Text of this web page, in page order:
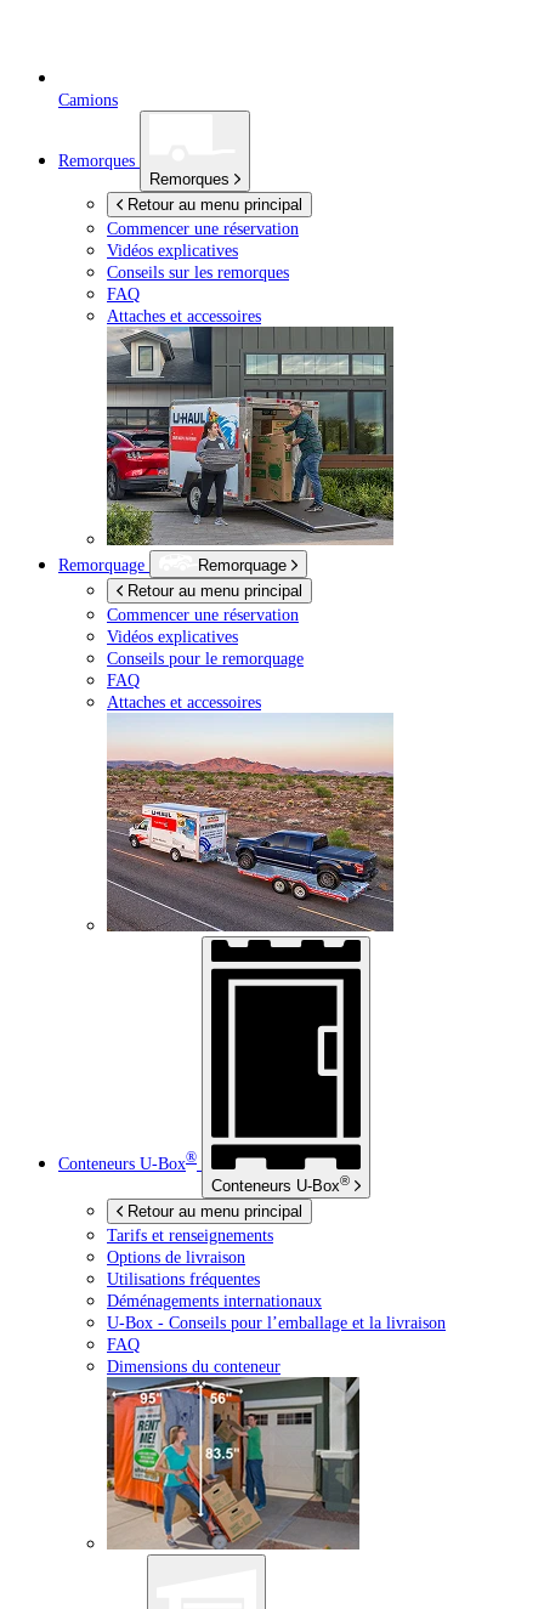
Camions
Remorques
Remorques
Retour au menu principal
Commencer une réservation
Vidéos explicatives
Conseils sur les remorques
FAQ
Attaches et accessoires
Remorquage
Remorquage
Retour au menu principal
Commencer une réservation
Vidéos explicatives
Conseils pour le remorquage
FAQ
Attaches et accessoires
Conteneurs U-Box®
Conteneurs U-Box®
Retour au menu principal
Tarifs et renseignements
Options de livraison
Utilisations fréquentes
Déménagements internationaux
U-Box - Conseils pour l’emballage et la livraison
FAQ
Dimensions du conteneur